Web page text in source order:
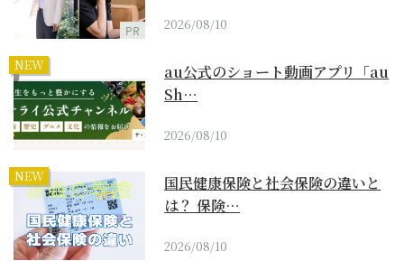
PR 2026/08/10
NEW
au公式のショート動画アプリ「au
Sh…
2026/08/10
NEW
国民健康保険と社会保険の違いと
は？ 保険…
2026/08/10